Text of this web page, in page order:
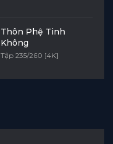
Thôn Phệ Tinh
Không
Tập 235/260 [4K]